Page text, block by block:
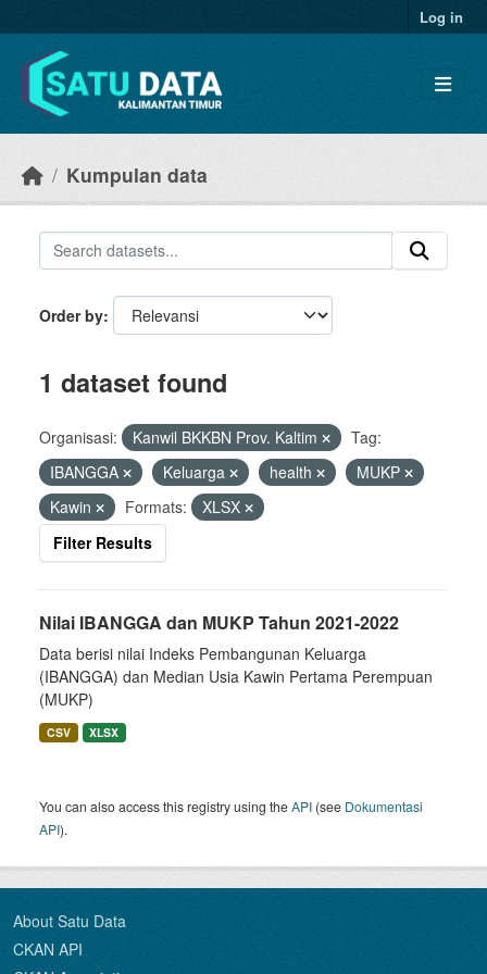
Log in
Kumpulan data
Order by
1 dataset found
Organisasi: Kanwil BKKBN Prov. Kaltim
Tag:
IBANGGA
Keluarga health
MUKP
Kawin
Formats:
XLSX
Filter Results
Nilai IBANGGA dan MUKP Tahun 2021-2022
Data berisi nilai Indeks Pembangunan Keluarga
(IBANGGA) dan Median Usia Kawin Pertama Perempuan
(MUKP)
CSV XLSX
You can also access this registry using theAPI (see Dokumentasi
API).
About Satu Data
CKAN API